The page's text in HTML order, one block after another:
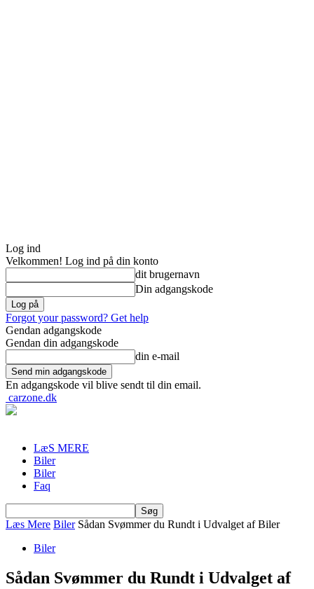
Log ind
Velkommen! Log ind på din konto
dit brugernavn
Din adgangskode
Forgot your password? Get help
Gendan adgangskode
Gendan din adgangskode
din e-mail
En adgangskode vil blive sendt til din email.
carzone.dk
LæS MERE
Biler
Biler
Faq
Læs Mere Biler Sådan Svømmer du Rundt i Udvalget af Biler
Biler
Sådan Svømmer du Rundt i Udvalget af